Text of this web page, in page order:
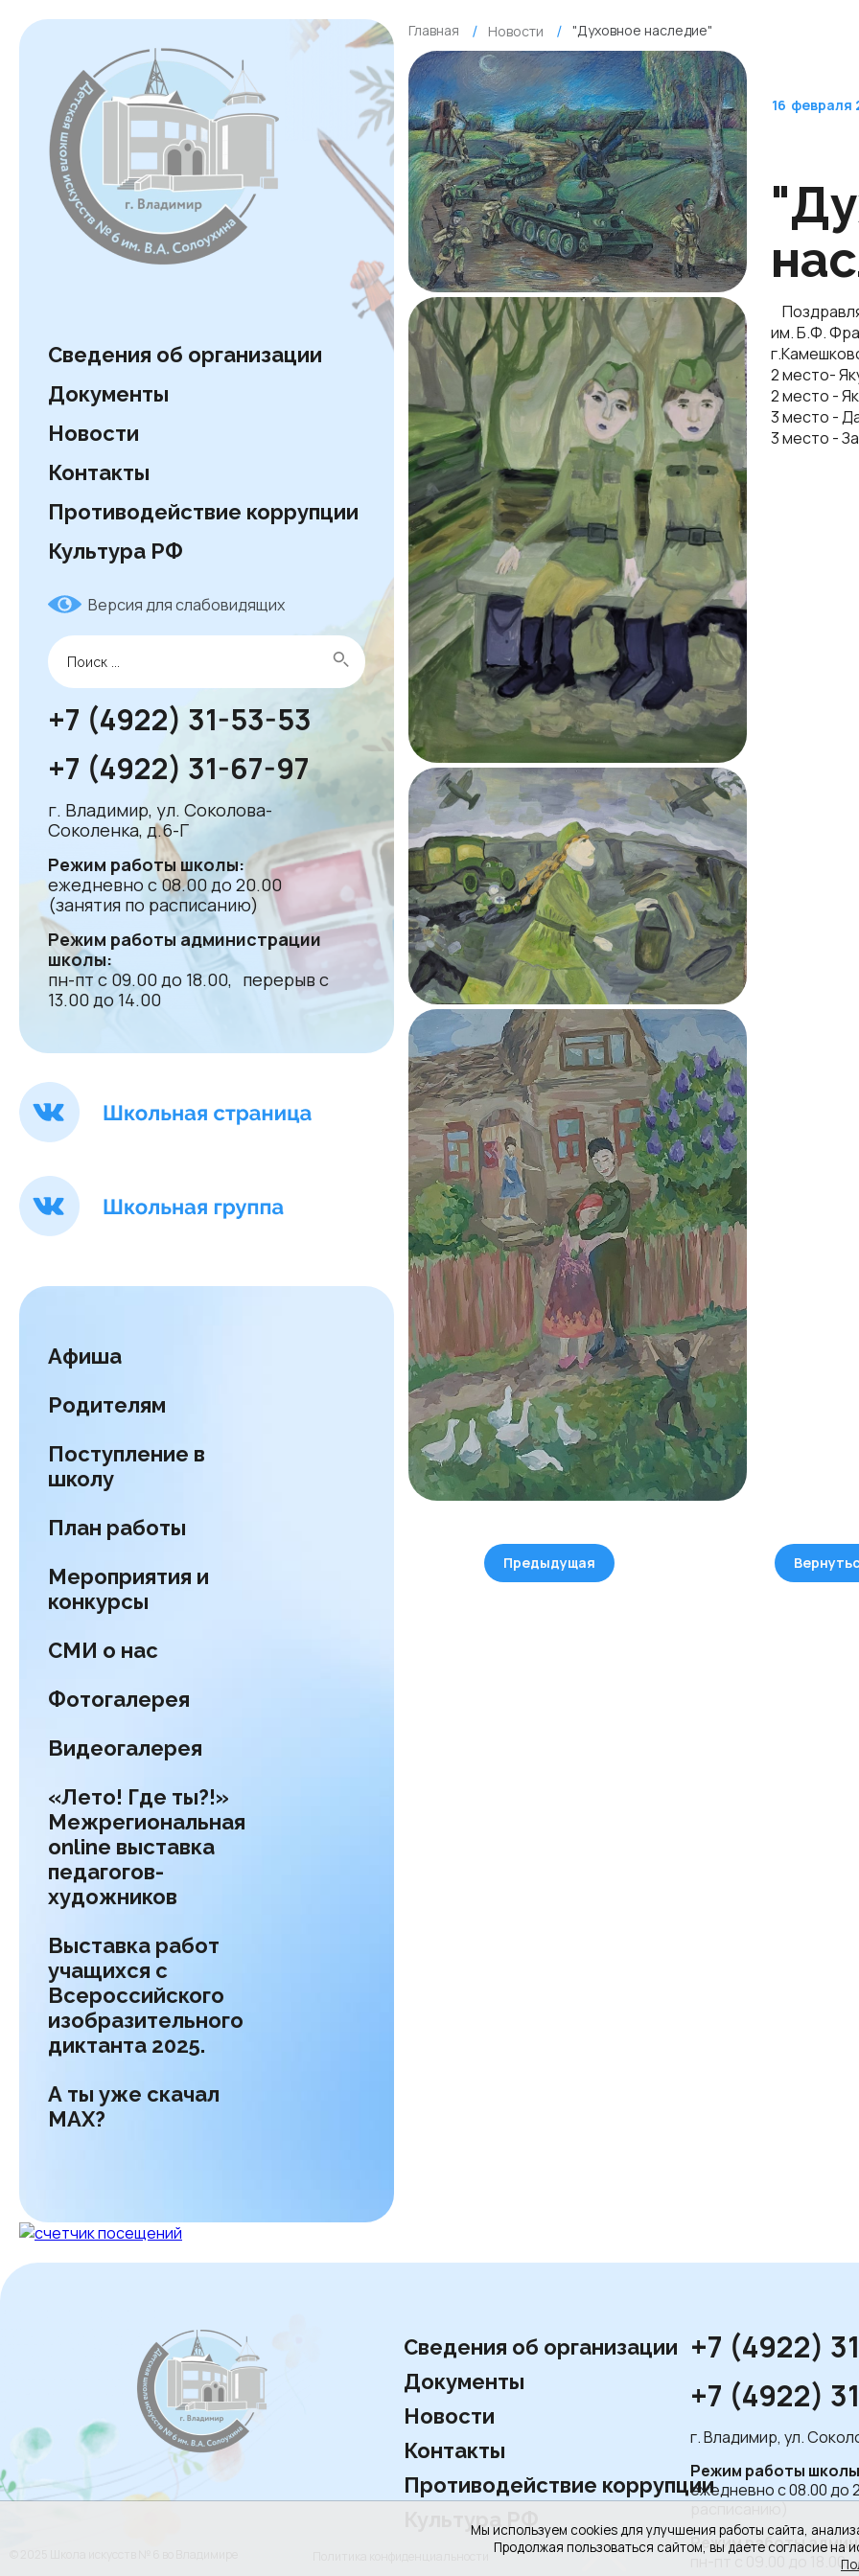
Мы используем cookies для улучшения работы сайта,
Продолжая пользоваться сайтом, вы даете согласие на
Сведения об организации
Документы
Новости
Контакты
Противодействие коррупции
Культура РФ
Версия для слабовидящих
+7 (4922) 31-53-53
+7 (4922) 31-67-97
г. Владимир, ул. Соколова-
Соколенка, д.6-Г
Режим работы школы:
ежедневно с 08.00 до 20.00
(занятия по расписанию)
Режим работы администрации
школы:
пн-пт с 09.00 до 18.00, перерыв с
13.00 до 14.00
Афиша
Родителям
Поступление в
школу
План работы
Мероприятия и
конкурсы
СМИ о нас
Фотогалерея
Видеогалерея
«Лето! Где ты?!»
Межрегиональная
online выставка
педагогов-
художников
Выставка работ
учащихся с
Всероссийского
изобразительного
диктанта 2025.
А ты уже скачал
МАХ?
Главная Новости "Духовное наследие"
16 февраля
им. Б.Ф.
2 место-
2 место -
3 место -
3 место -
Предыдущая
Сведения об организации
Документы
Новости
Контакты
Противодействие коррупции
Культура РФ
+7 (4922)
+7 (4922)
г. Владимир, ул.
Режим работы
ежедневно с 08.00 до
Режим работы
пн-пт с 09.00 до